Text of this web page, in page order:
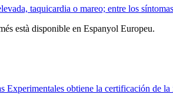
taquicardia o mareo; entre los
està disponible en Espanyol Europeu.
Experimentales obtiene la certificación de